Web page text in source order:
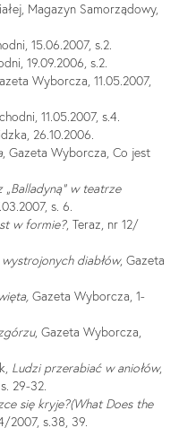
Magazyn Samorządowy,
15.06.2007, s.2.
19.09.2006, s.2.
Wyborcza, 11.05.2007,
11.05.2007, s.4.
26.10.2006.
, Gazeta Wyborcza, Co jest
„Balladyną” w teatrze
s. 6.
w formie?, Teraz, nr 12/
wystrojonych diabłów, Gazeta
Gazeta Wyborcza, 1-
, Gazeta Wyborcza,
Ludzi przerabiać w aniołów,
29-32.
się kryje?(What Does the
2007, s.38, 39.